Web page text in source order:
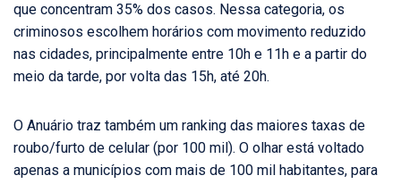
que concentram 35% dos casos. Nessa categoria, os
criminosos escolhem horários com movimento reduzido
nas cidades, principalmente entre 10h e 11h e a partir do
meio da tarde, por volta das 15h, até 20h.
O Anuário traz também um ranking das maiores taxas de
roubo/furto de celular (por 100 mil). O olhar está voltado
apenas a municípios com mais de 100 mil habitantes, para